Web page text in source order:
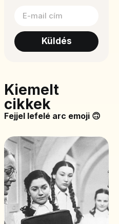
Küldés
Kiemelt
cikkek
Fejjel lefelé arc emoji 🙃